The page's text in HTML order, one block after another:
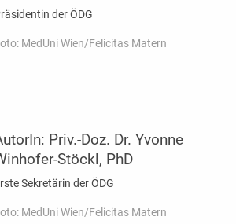
der ÖDG
MedUni Wien/Felicitas Matern
Priv.-Doz. Dr. Yvonne
Stöckl, PhD
Sekretärin der ÖDG
MedUni Wien/Felicitas Matern